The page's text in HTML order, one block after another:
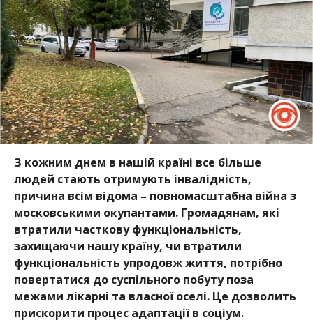
З кожним днем в нашій країні все більше
людей стають отримують інвалідність,
причина всім відома – повномасштабна війна з
московськими окупантами. Громадянам, які
втратили часткову функціональність,
захищаючи нашу країну, чи втратили
функціональність упродовж життя, потрібно
повертатися до суспільного побуту поза
межами лікарні та власної оселі. Це дозволить
прискорити процес адаптації в соціум.